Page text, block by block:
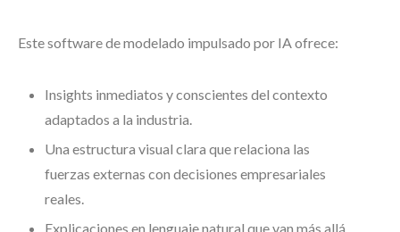
Este software de modelado impulsado por IA ofrece:
Insights inmediatos y conscientes del contexto
adaptados a la industria.
Una estructura visual clara que relaciona las
fuerzas externas con decisiones empresariales
reales.
Explicaciones en lenguaje natural que van más allá